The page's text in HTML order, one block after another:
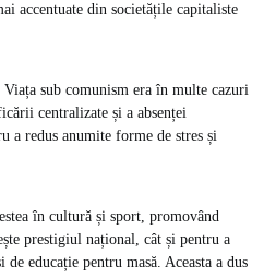
accentuate din societățile capitaliste
Viața sub comunism era în multe cazuri
centralizate și a absenței
a redus anumite forme de stres și
în cultură și sport, promovând
prestigiul național, cât și pentru a
educație pentru masă. Aceasta a dus